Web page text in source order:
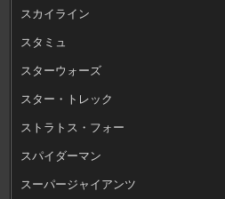
スカイライン
スタミュ
スターウォーズ
スター・トレック
ストラトス・フォー
スパイダーマン
スーパージャイアンツ